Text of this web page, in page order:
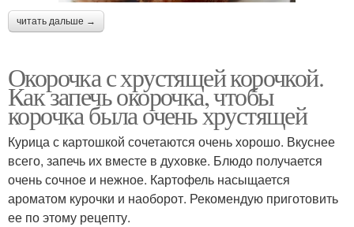
читать дальше →
Окорочка с хрустящей корочкой.
Как запечь окорочка, чтобы
корочка была очень хрустящей
Курица с картошкой сочетаются очень хорошо. Вкуснее
всего, запечь их вместе в духовке. Блюдо получается
очень сочное и нежное. Картофель насыщается
ароматом курочки и наоборот. Рекомендую приготовить
ее по этому рецепту.